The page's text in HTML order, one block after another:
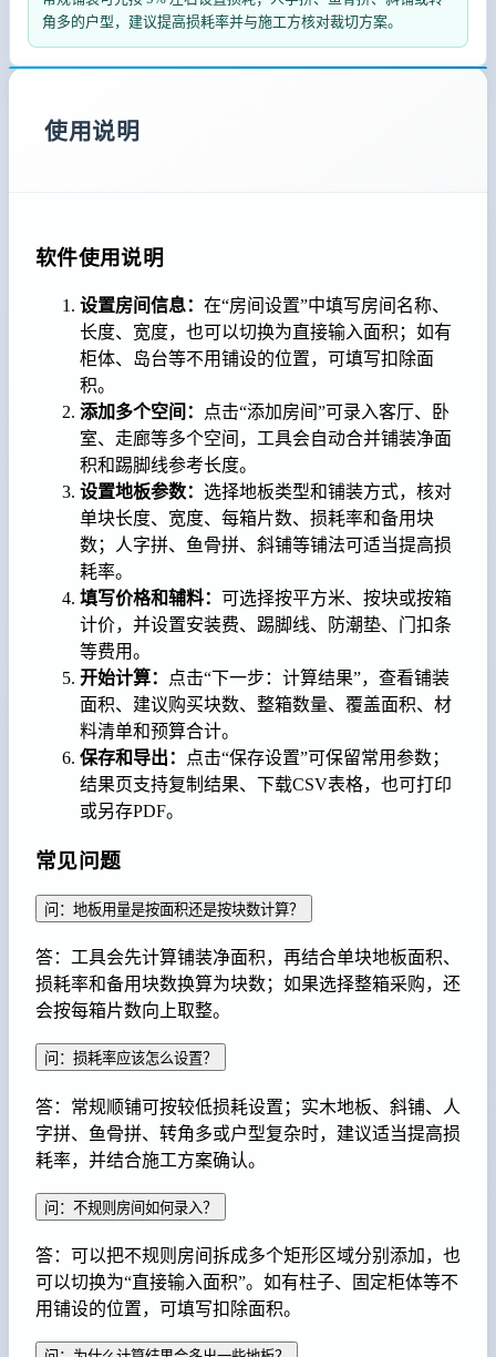
角多的户型，建议提高损耗率并与施工方核对裁切方案。
使用说明
软件使用说明
设置房间信息： 在“房间设置”中填写房间名称、
长度、宽度，也可以切换为直接输入面积；如有
柜体、岛台等不用铺设的位置，可填写扣除面
积。
添加多个空间：
点击“添加房间”可录入客厅、卧
室、走廊等多个空间，工具会自动合并铺装净面
积和踢脚线参考长度。
设置地板参数： 选择地板类型和铺装方式，核对
单块长度、宽度、每箱片数、损耗率和备用块
数；人字拼、鱼骨拼、斜铺等铺法可适当提高损
耗率。
填写价格和辅料： 可选择按平方米、按块或按箱
计价，并设置安装费、踢脚线、防潮垫、门扣条
等费用。
开始计算：
点击“下一步：计算结果”，查看铺装
面积、建议购买块数、整箱数量、覆盖面积、材
料清单和预算合计。
保存和导出：
点击“保存设置”可保留常用参数；
结果页支持复制结果、下载CSV表格，也可打印
或另存PDF。
常见问题
问：地板用量是按面积还是按块数计算？
答：工具会先计算铺装净面积，再结合单块地板面积、
损耗率和备用块数换算为块数；如果选择整箱采购，还
会按每箱片数向上取整。
问：损耗率应该怎么设置？
答：常规顺铺可按较低损耗设置；实木地板、斜铺、人
字拼、鱼骨拼、转角多或户型复杂时，建议适当提高损
耗率，并结合施工方案确认。
问：不规则房间如何录入？
答：可以把不规则房间拆成多个矩形区域分别添加，也
可以切换为“直接输入面积”。如有柱子、固定柜体等不
用铺设的位置，可填写扣除面积。